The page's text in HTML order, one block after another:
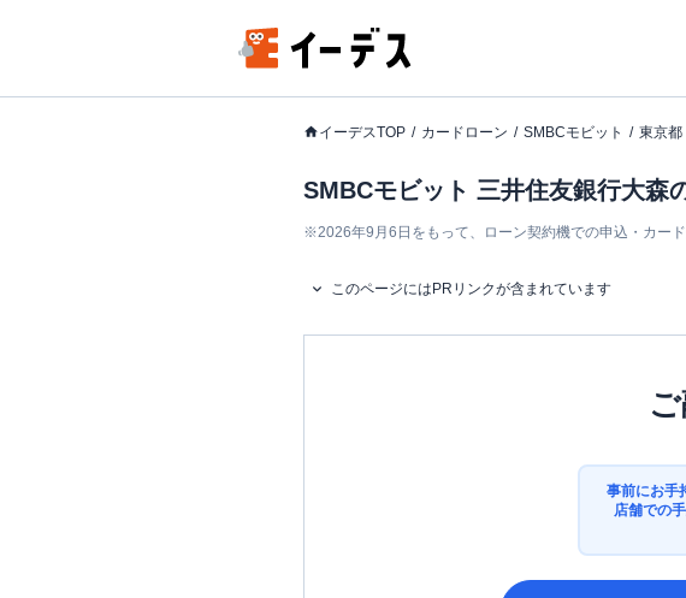
イーデスTOP カードローン SMBCモビット 東京都
SMBCモビット 三井住友銀行大森
※2026年9月6日をもって、ローン契約機での申込・カード
このページにはPRリンクが含まれています
事前にお手
店舗での